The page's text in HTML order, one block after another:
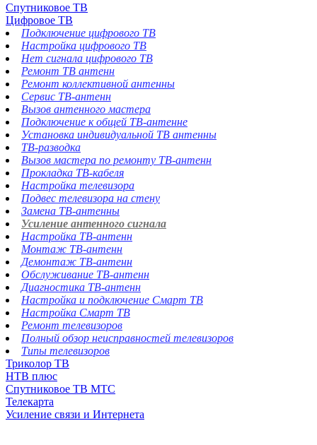
Спутниковое ТВ
Цифровое ТВ
Подключение цифрового ТВ
Настройка цифрового ТВ
Нет сигнала цифрового ТВ
Ремонт ТВ антенн
Ремонт коллективной антенны
Сервис ТВ-антенн
Вызов антенного мастера
Подключение к общей ТВ-антенне
Установка индивидуальной ТВ антенны
ТВ-разводка
Вызов мастера по ремонту ТВ-антенн
Прокладка ТВ-кабеля
Настройка телевизора
Подвес телевизора на стену
Замена ТВ-антенны
Усиление антенного сигнала
Настройка ТВ-антенн
Монтаж ТВ-антенн
Демонтаж ТВ-антенн
Обслуживание ТВ-антенн
Диагностика ТВ-антенн
Настройка и подключение Смарт ТВ
Настройка Смарт ТВ
Ремонт телевизоров
Полный обзор неисправностей телевизоров
Типы телевизоров
Триколор ТВ
НТВ плюс
Спутниковое ТВ МТС
Телекарта
Усиление связи и Интернета